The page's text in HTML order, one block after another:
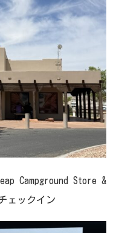
Campground Store &
ェックイン